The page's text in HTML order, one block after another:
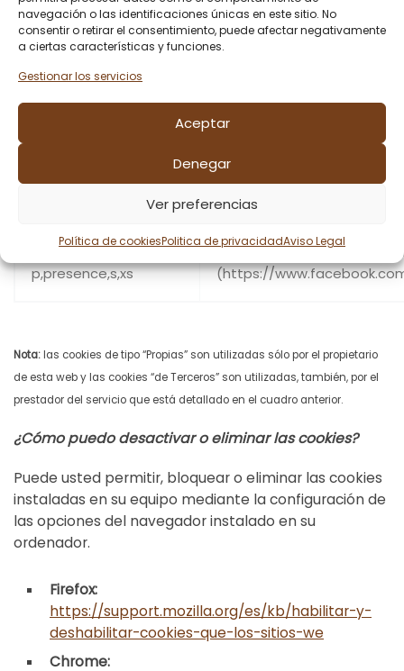
navegación o las identificaciones únicas en este sitio. No
consentir o retirar el consentimiento, puede afectar negativamente
a ciertas características y funciones.
Gestionar los servicios
Aceptar
Denegar
Ver preferencias
Política de cookiesPolitica de privacidadAviso Legal
__utmc
llegar a la web o qué
mundo accedió el usuario,
privacidad de Google
http://www.google.com/
para obtener más
c_user,csm,fr,
p,presence,s,xs
detalle en la Página de
(https://
Nota:las cookies de tipo “Propias” son utilizadas sólo por el propietario
de esta web y las cookies “de Terceros” son utilizadas, también, por el
prestador del servicio que está detallado en el cuadro anterior.
¿Cómo puedo desactivar o eliminar las cookies?
Puede usted permitir, bloquear o eliminar las cookies
instaladas en su equipo mediante la configuración de
las opciones del navegador instalado en su
ordenador.
Firefox:
https://support.mozilla.org/es/kb/habilitar-y-
deshabilitar-cookies-que-los-sitios-we
Chrome: